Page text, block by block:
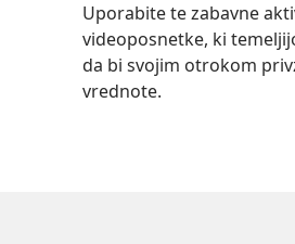
Uporabite te zabavne
videoposnetke, ki
da bi svojim otrokom
vrednote.